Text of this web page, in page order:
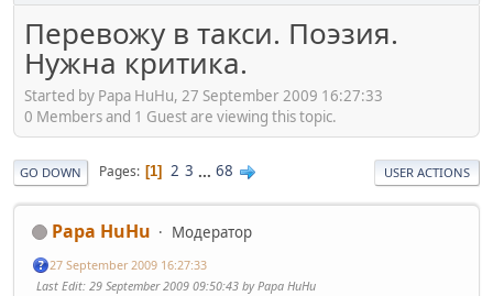
Перевожу в такси. Поэзия.
Нужна критика.
Started by Papa HuHu, 27 September 2009 16:27:33
0 Members and 1 Guest are viewing this topic.
GO DOWN Pages 1 2 3 ... 68 USER ACTIONS
Papa HuHu Модератор
27 September 2009 16:27:33
Last Edit: 29 September 2009 09:50:43 by Papa HuHu